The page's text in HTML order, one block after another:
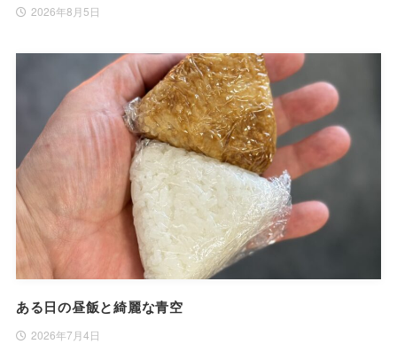
2026年8月5日
ある日の昼飯と綺麗な青空
2026年7月4日